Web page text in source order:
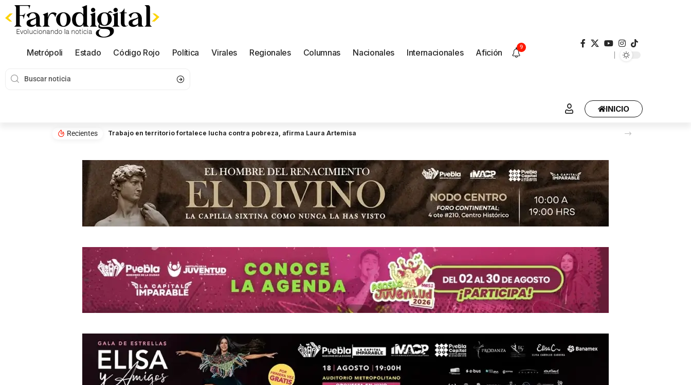
Metrópoli Estado Código Rojo Política Virales Regionales Columnas Nacionales Internacionales Afición
9
INICIO
Recientes Trabajo en territorio fortalece lucha contra pobreza, afirma Laura Artemisa